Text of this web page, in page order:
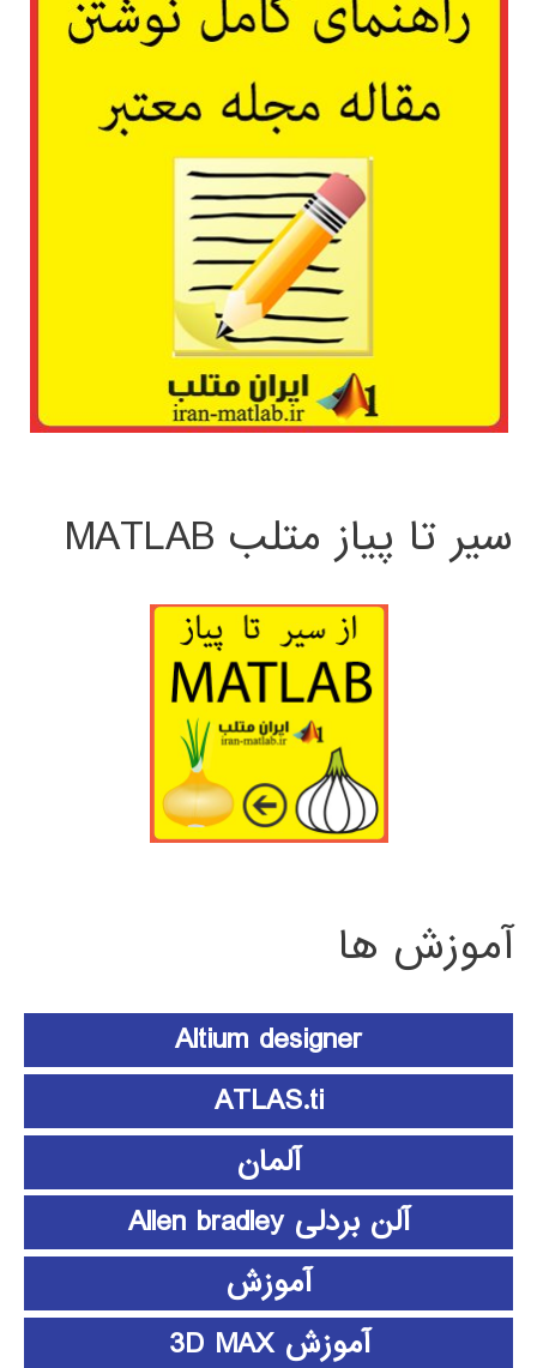
سیر تا پیاز متلب MATLAB
آموزش ها
Altium designer
ATLAS.ti
آلمان
آلن بردلی Allen bradley
آموزش
آموزش 3D MAX